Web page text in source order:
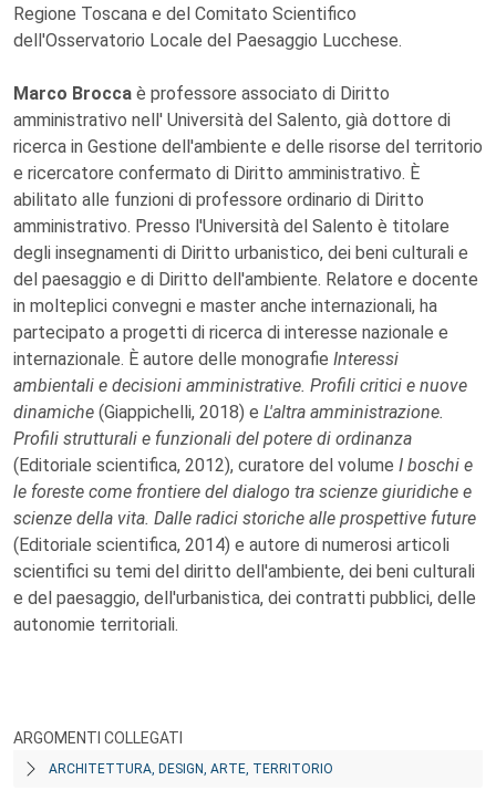
Regione Toscana e del Comitato Scientifico
dell'Osservatorio Locale del Paesaggio Lucchese.
Marco Brocca è professore associato di Diritto
amministrativo nell' Università del Salento, già dottore di
ricerca in Gestione dell'ambiente e delle risorse del territorio
e ricercatore confermato di Diritto amministrativo. È
abilitato alle funzioni di professore ordinario di Diritto
amministrativo. Presso l'Università del Salento è titolare
degli insegnamenti di Diritto urbanistico, dei beni culturali e
del paesaggio e di Diritto dell'ambiente. Relatore e docente
in molteplici convegni e master anche internazionali, ha
partecipato a progetti di ricerca di interesse nazionale e
internazionale. È autore delle monografie Interessi
ambientali e decisioni amministrative. Profili critici e nuove
dinamiche (Giappichelli, 2018) e L'altra amministrazione.
Profili strutturali e funzionali del potere di ordinanza
(Editoriale scientifica, 2012), curatore del volume I boschi e
le foreste come frontiere del dialogo tra scienze giuridiche e
scienze della vita. Dalle radici storiche alle prospettive future
(Editoriale scientifica, 2014) e autore di numerosi articoli
scientifici su temi del diritto dell'ambiente, dei beni culturali
e del paesaggio, dell'urbanistica, dei contratti pubblici, delle
autonomie territoriali.
ARGOMENTI COLLEGATI
ARCHITETTURA, DESIGN, ARTE, TERRITORIO